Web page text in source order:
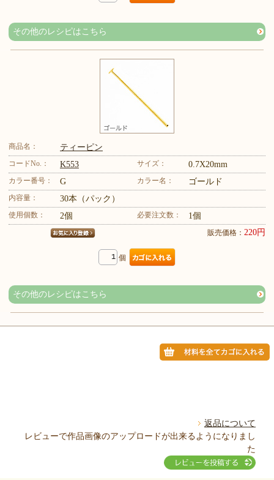
その他のレシピはこちら
商品名： ティーピン
コードNo.： K553 サイズ： 0.7X20mm
カラー番号： G カラー名： ゴールド
内容量： 30本（パック）
使用個数： 2個 必要注文数： 1個
販売価格： 220円
個
その他のレシピはこちら
返品について
レビューで作品画像のアップロードが出来るようになりまし
た